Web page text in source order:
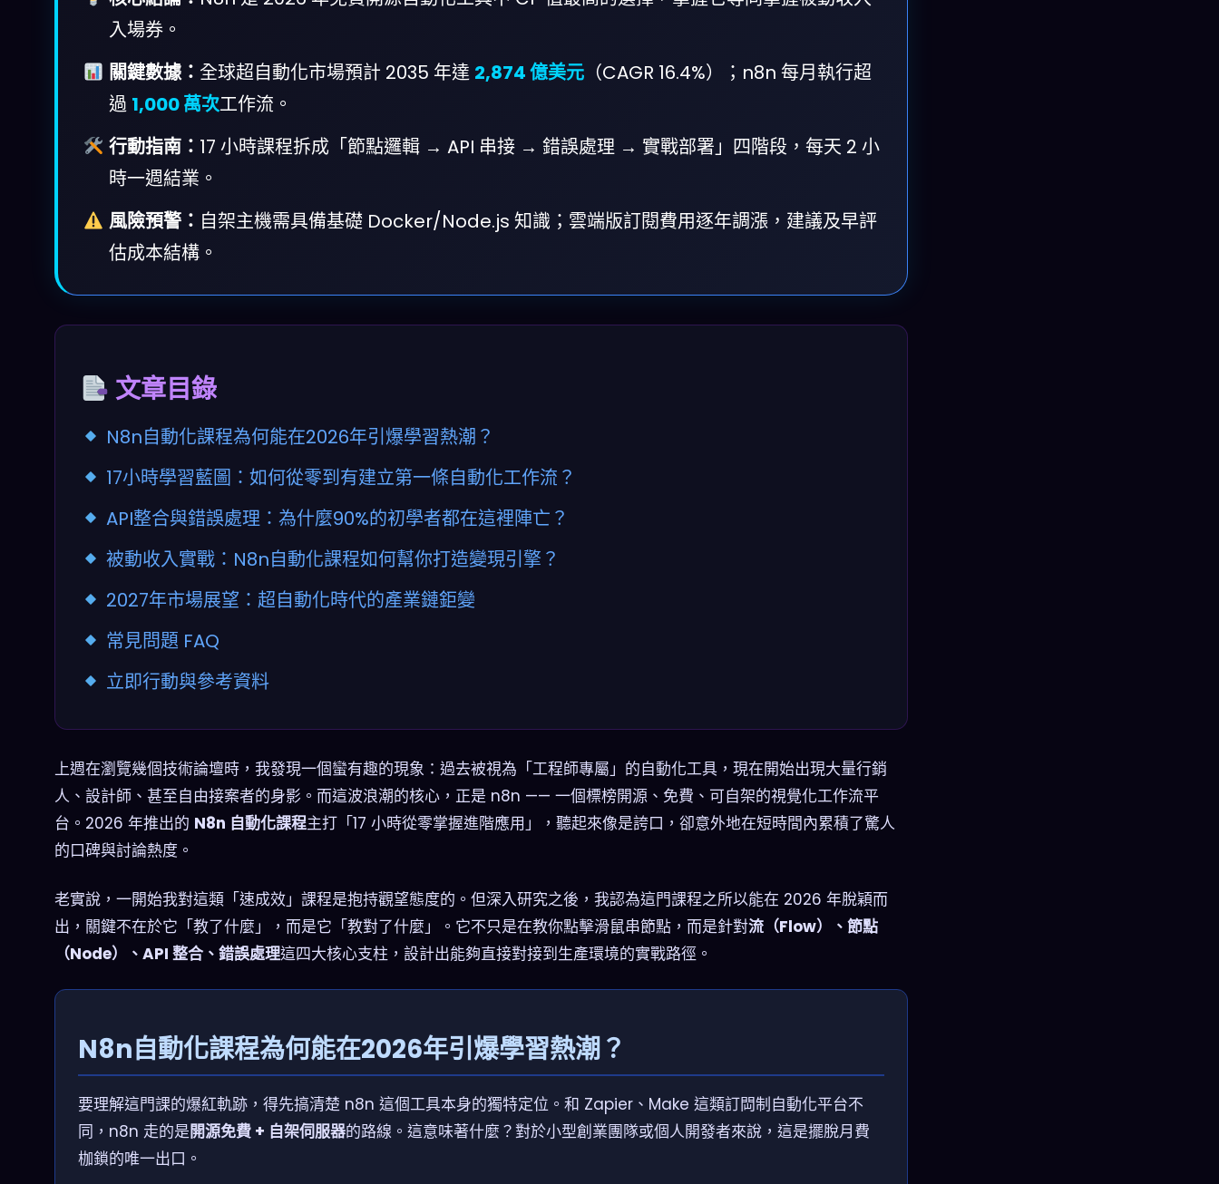
入場券。
關鍵數據： 全球超自動化市場預計 2035 年達 2,874 億美元 （CAGR 16.4%）；n8n 每月執行超
過 1,000 萬次工作流。
行動指南： 17 小時課程拆成「節點邏輯 → API 串接 → 錯誤處理 → 實戰部署」四階段，每天 2 小
時一週結業。
風險預警： 自架主機需具備基礎 Docker/Node.js 知識；雲端版訂閱費用逐年調漲，建議及早評
估成本結構。
文章目錄
N8n自動化課程為何能在2026年引爆學習熱潮？
17小時學習藍圖：如何從零到有建立第一條自動化工作流？
API整合與錯誤處理：為什麼90%的初學者都在這裡陣亡？
被動收入實戰：N8n自動化課程如何幫你打造變現引擎？
2027年市場展望：超自動化時代的產業鏈鉅變
常見問題 FAQ
立即行動與參考資料
上週在瀏覽幾個技術論壇時，我發現一個蠻有趣的現象：過去被視為「工程師專屬」的自動化工具，現在開始出現大量行銷
人、設計師、甚至自由接案者的身影。而這波浪潮的核心，正是 n8n —— 一個標榜開源、免費、可自架的視覺化工作流平
台。2026 年推出的 N8n 自動化課程主打「17 小時從零掌握進階應用」，聽起來像是誇口，卻意外地在短時間內累積了驚人
的口碑與討論熱度。
老實說，一開始我對這類「速成效」課程是抱持觀望態度的。但深入研究之後，我認為這門課程之所以能在 2026 年脫穎而
出，關鍵不在於它「教了什麼」，而是它「教對了什麼」。它不只是在教你點擊滑鼠串節點，而是針對流（Flow）、節點
（Node）、API 整合、錯誤處理這四大核心支柱，設計出能夠直接對接到生產環境的實戰路徑。
N8n自動化課程為何能在2026年引爆學習熱潮？
要理解這門課的爆紅軌跡，得先搞清楚 n8n 這個工具本身的獨特定位。和 Zapier、Make 這類訂閊制自動化平台不
同，n8n 走的是開源免費 + 自架伺服器的路線。這意味著什麼？對於小型創業團隊或個人開發者來說，這是擺脫月費
枷鎖的唯一出口。